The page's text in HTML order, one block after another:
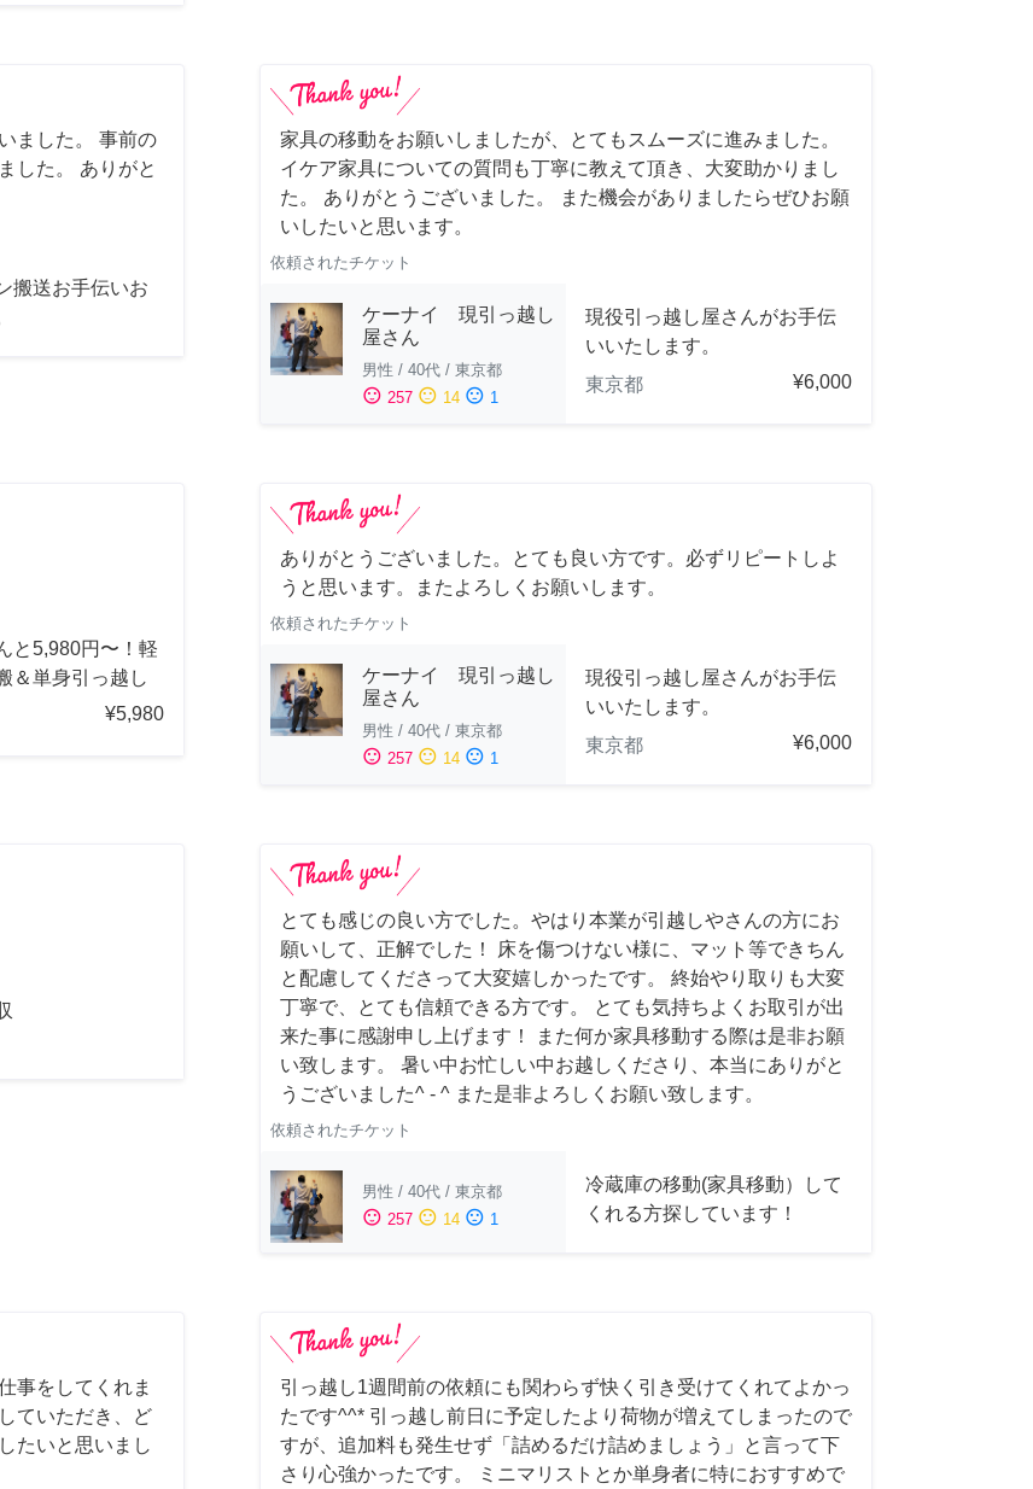
ました。 事前の
した。 ありがと
搬送お手伝いお
家具の移動をお願いしましたが、とてもスムーズに進みました。
イケア家具についての質問も丁寧に教えて頂き、大変助かりまし
た。 ありがとうございました。 また機会がありましたらぜひお願
いしたいと思います。
依頼されたチケット
ケーナイ 現引っ越し
屋さん
男性 / 40代 / 東京都
sentiment_satisfied 257 sentiment_neutral 14 sentiment_dissatisfied 1
現役引っ越し屋さんがお手伝
いいたします。
東京都
¥6,000
5,980円〜！軽
＆単身引っ越し
¥5,980
ありがとうございました。とても良い方です。必ずリピートしよ
うと思います。またよろしくお願いします。
依頼されたチケット
ケーナイ 現引っ越し
屋さん
男性 / 40代 / 東京都
sentiment_satisfied 257 sentiment_neutral 14 sentiment_dissatisfied 1
現役引っ越し屋さんがお手伝
いいたします。
東京都
¥6,000
とても感じの良い方でした。やはり本業が引越しやさんの方にお
願いして、正解でした！ 床を傷つけない様に、マット等できちん
と配慮してくださって大変嬉しかったです。 終始やり取りも大変
丁寧で、とても信頼できる方です。 とても気持ちよくお取引が出
来た事に感謝申し上げます！ また何か家具移動する際は是非お願
い致します。 暑い中お忙しい中お越しくださり、本当にありがと
うございました^ - ^ また是非よろしくお願い致します。
依頼されたチケット
男性 / 40代 / 東京都
sentiment_satisfied 257 sentiment_neutral 14 sentiment_dissatisfied 1
冷蔵庫の移動(家具移動）して
くれる方探しています！
事をしてくれま
ていただき、ど
たいと思いまし
引っ越し1週間前の依頼にも関わらず快く引き受けてくれてよかっ
たです^^* 引っ越し前日に予定したより荷物が増えてしまったので
すが、追加料も発生せず「詰めるだけ詰めましょう」と言って下
さり心強かったです。 ミニマリストとか単身者に特におすすめで